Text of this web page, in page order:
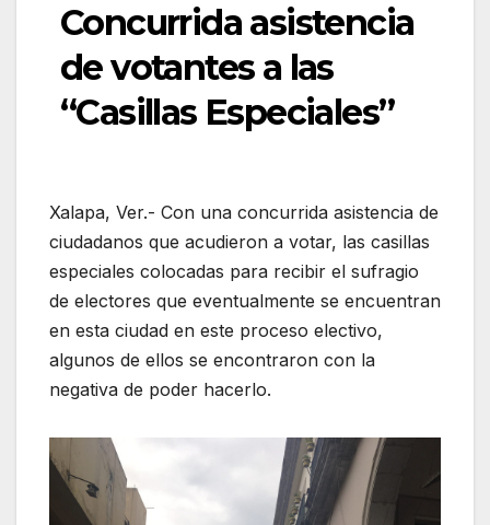
Concurrida asistencia
de votantes a las
“Casillas Especiales”
Xalapa, Ver.- Con una concurrida asistencia de
ciudadanos que acudieron a votar, las casillas
especiales colocadas para recibir el sufragio
de electores que eventualmente se encuentran
en esta ciudad en este proceso electivo,
algunos de ellos se encontraron con la
negativa de poder hacerlo.